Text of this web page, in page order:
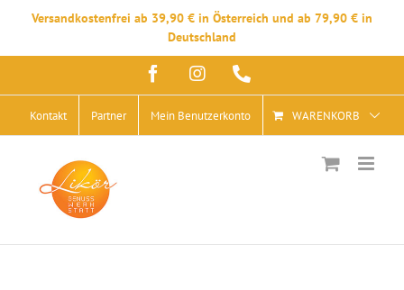
Versandkostenfrei ab 39,90 € in Österreich und ab 79,90 € in
Deutschland
springen
FacebookInstagram
Kontakt Partner Mein Benutzerkonto WARENKORB